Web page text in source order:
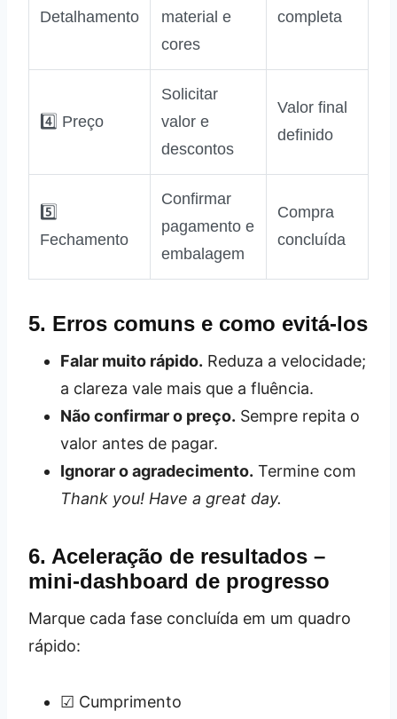
Detalhamento
material e
cores
completa
4️⃣ Preço
Solicitar
valor e
descontos
Valor final
definido
5️⃣
Fechamento
Confirmar
pagamento e
embalagem
Compra
concluída
5. Erros comuns e como evitá‑los
Falar muito rápido. Reduza a velocidade;
a clareza vale mais que a fluência.
Não confirmar o preço. Sempre repita o
valor antes de pagar.
Ignorar o agradecimento. Termine com
Thank you! Have a great day.
6. Aceleração de resultados –
mini‑dashboard de progresso
Marque cada fase concluída em um quadro
rápido:
☑ Cumprimento